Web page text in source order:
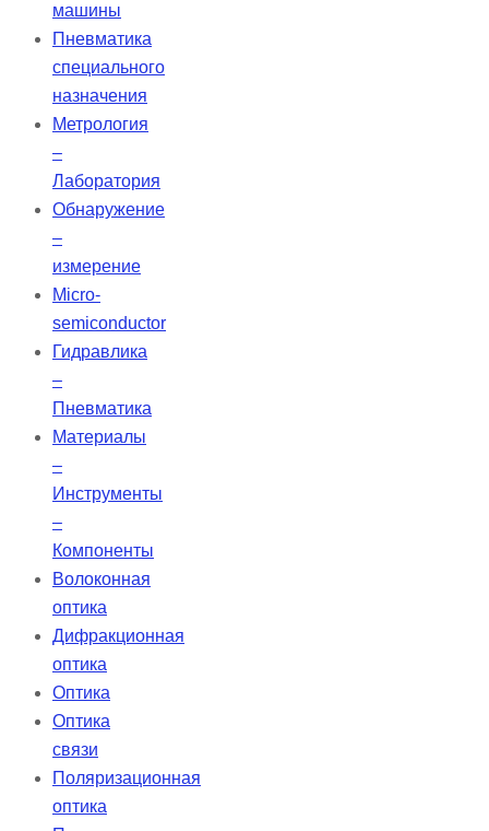
машины
Пневматика
специального
назначения
Метрология
–
Лаборатория
Обнаружение
–
измерение
Micro-
semiconductor
Гидравлика
–
Пневматика
Материалы
–
Инструменты
–
Компоненты
Волоконная
оптика
Дифракционная
оптика
Оптика
Оптика
связи
Поляризационная
оптика